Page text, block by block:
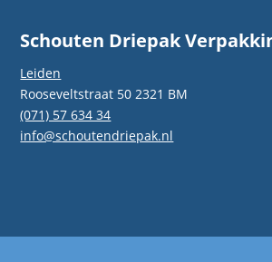
Schouten Driepak
Leiden
Rooseveltstraat 50 2321 BM
(071) 57 634 34
info@schoutendriepak.nl